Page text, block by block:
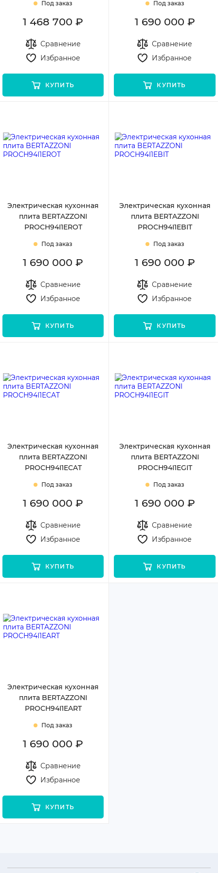
Под заказ
1 468 700 ₽
Сравнение
Избранное
КУПИТЬ
Под заказ
1 690 000 ₽
Сравнение
Избранное
КУПИТЬ
Электрическая кухонная
плита BERTAZZONI
PROCH94I1EROT
Под заказ
1 690 000 ₽
Сравнение
Избранное
КУПИТЬ
Электрическая кухонная
плита BERTAZZONI
PROCH94I1EBIT
Под заказ
1 690 000 ₽
Сравнение
Избранное
КУПИТЬ
Электрическая кухонная
плита BERTAZZONI
PROCH94I1ECAT
Под заказ
1 690 000 ₽
Сравнение
Избранное
КУПИТЬ
Электрическая кухонная
плита BERTAZZONI
PROCH94I1EGIT
Под заказ
1 690 000 ₽
Сравнение
Избранное
КУПИТЬ
Электрическая кухонная
плита BERTAZZONI
PROCH94I1EART
Под заказ
1 690 000 ₽
Сравнение
Избранное
КУПИТЬ